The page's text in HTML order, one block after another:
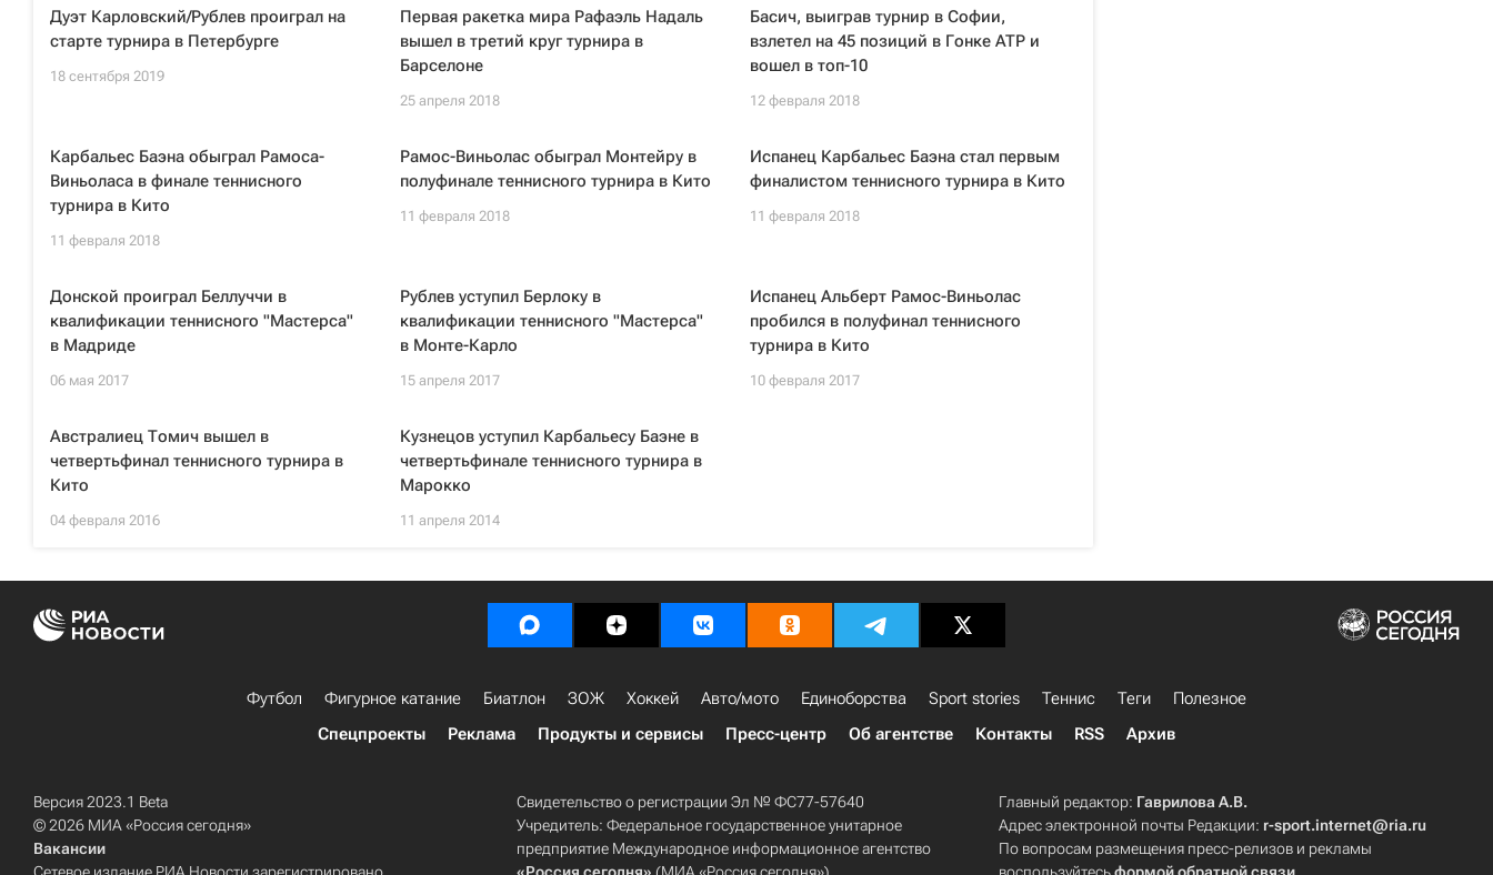
Дуэт Карловский/Рублев проиграл на
старте турнира в Петербурге
18 сентября 2019
Первая ракетка мира Рафаэль Надаль
вышел в третий круг турнира в
Барселоне
25 апреля 2018
Басич, выиграв турнир в Софии,
взлетел на 45 позиций в Гонке ATP и
вошел в топ-10
12 февраля 2018
Карбальес Баэна обыграл Рамоса-
Виньоласа в финале теннисного
турнира в Кито
11 февраля 2018
Рамос-Виньолас обыграл Монтейру в
полуфинале теннисного турнира в Кито
11 февраля 2018
Испанец Карбальес Баэна стал первым
финалистом теннисного турнира в Кито
11 февраля 2018
Донской проиграл Беллуччи в
квалификации теннисного "Мастерса"
в Мадриде
06 мая 2017
Рублев уступил Берлоку в
квалификации теннисного "Мастерса"
в Монте-Карло
15 апреля 2017
Испанец Альберт Рамос-Виньолас
пробился в полуфинал теннисного
турнира в Кито
10 февраля 2017
Австралиец Томич вышел в
четвертьфинал теннисного турнира в
Кито
04 февраля 2016
Кузнецов уступил Карбальесу Баэне в
четвертьфинале теннисного турнира в
Марокко
11 апреля 2014
Футбол Фигурное катание Биатлон ЗОЖ Хоккей Авто/мото Единоборства Sport stories Теннис Теги
Полезное
Спецпроекты
Реклама Продукты и сервисы Пресс-центр Об агентстве Контакты RSS Архив
Версия 2023.1 Beta
© 2026 МИА «Россия сегодня»
Вакансии
Свидетельство о регистрации Эл № ФС77-57640
Учредитель: Федеральное государственное унитарное
предприятие Международное информационное агентство
Главный редактор: Гаврилова А.В.
Адрес электронной почты Редакции: r-sport.internet@ria.ru
По вопросам размещения пресс-релизов и рекламы